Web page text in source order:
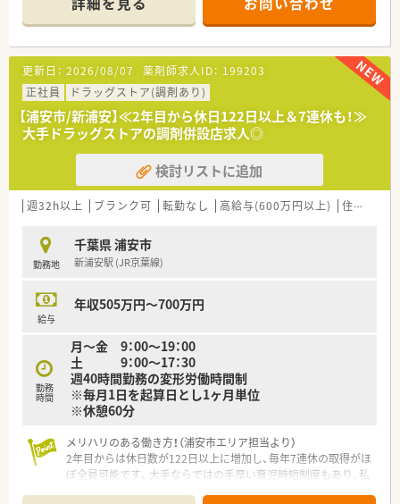
■経験や勤務コースによりますが、経験の少ない方でも500万前
半スタートと業界TOP水準！
■職種や職域に合わせ、豊富な社内研修や外部組織と連携した研
修を用意されています
■薬剤師が中心の会社だからこそ活躍できるキャリアパスが多
種多様に用意されています。
■店舗拡大に伴い、エリアマネジャーや営業部長等のマネジメン
トのポジションも増えます。
■在宅や教育等の専門性を活かせるスペシャリストを目指すこ
とも可能です。
■その他にも、管理部門や商品部門等の本社スタッフなど活動領
域は多種多様です。
■在宅実施店舗は年々増加しており、在宅医療へもしっかりと関
■育児休暇は3歳まで取得が可能で、時短制度は小学5年生まで
時短勤務ができるよう変更予定です。
■年間休日が120日とワークライフバランスが整っています
たくさんあります！
更新日： 2026/08/07 薬剤師求人ID： 199203
正社員
ドラッグストア(調剤あり)
【浦安市/新浦安】≪2年目から休日122日以上＆7連休も！≫
大手ドラッグストアの調剤併設店求人◎
検討リストに追加
週32h以上 ブランク可 転勤なし 高給与(600万円以上) 住宅補助(手当)あり
勤務地
千葉県 浦安市
新浦安駅 (JR京葉線)
給与
年収505万円～700万円
勤務
時間
月～金 9：00～19：00
土 9：00～17：30
週40時間勤務の変形労働時間制
※毎月1日を起算日とし1ヶ月単位
※休憩60分
メリハリのある働き方！（浦安市エリア担当より）
2年目からは休日数が122日以上に増加し、毎年7連休の取得がほ
ぼ全員可能です。大手ならではの手厚い育児時短制度もあり、私